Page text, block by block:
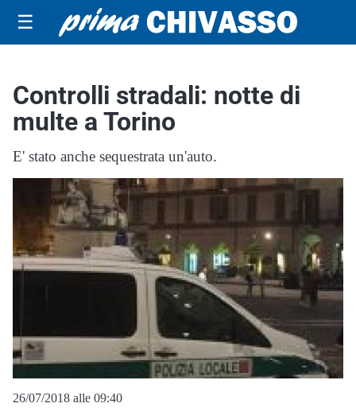
☰
Controlli stradali: notte di
multe a Torino
E' stato anche sequestrata un'auto.
26/07/2018 alle 09:40